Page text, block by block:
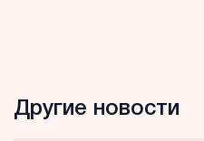
Другие новости